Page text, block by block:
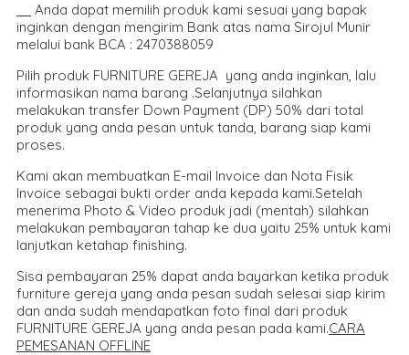
Anda dapat memilih produk kami sesuai yang bapak
inginkan dengan mengirim Bank atas nama Sirojul Munir
melalui bank BCA : 2470388059
Pilih produk FURNITURE GEREJA yang anda inginkan, lalu
informasikan nama barang .Selanjutnya silahkan
melakukan transfer Down Payment (DP) 50% dari total
produk yang anda pesan untuk tanda, barang siap kami
proses.
Kami akan membuatkan E-mail Invoice dan Nota Fisik
Invoice sebagai bukti order anda kepada kami.Setelah
menerima Photo & Video produk jadi (mentah) silahkan
melakukan pembayaran tahap ke dua yaitu 25% untuk kami
lanjutkan ketahap finishing.
Sisa pembayaran 25% dapat anda bayarkan ketika produk
furniture gereja yang anda pesan sudah selesai siap kirim
dan anda sudah mendapatkan foto final dari produk
FURNITURE GEREJA yang anda pesan pada kami.CARA
PEMESANAN OFFLINE